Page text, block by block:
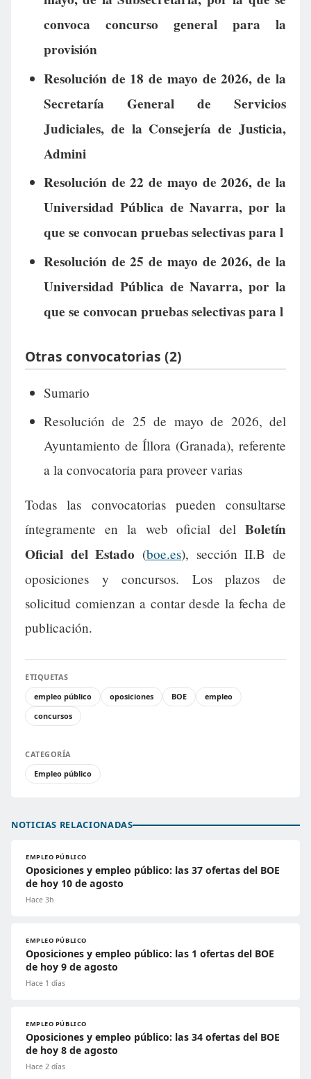
convoca concurso general para la
provisión
Resolución de 18 de mayo de 2026, de la
Secretaría General de Servicios
Judiciales, de la Consejería de Justicia,
Admini
Resolución de 22 de mayo de 2026, de la
Universidad Pública de Navarra, por la
que se convocan pruebas selectivas para l
Resolución de 25 de mayo de 2026, de la
Universidad Pública de Navarra, por la
que se convocan pruebas selectivas para l
Otras convocatorias (2)
Sumario
Resolución de 25 de mayo de 2026, del
Ayuntamiento de Íllora (Granada), referente
a la convocatoria para proveer varias
Todas las convocatorias pueden consultarse
íntegramente en la web oficial del Boletín
Oficial del Estado (boe.es), sección II.B de
oposiciones y concursos. Los plazos de
solicitud comienzan a contar desde la fecha de
publicación.
ETIQUETAS
empleo público
oposiciones BOE
empleo
concursos
CATEGORÍA
Empleo público
NOTICIAS RELACIONADAS
EMPLEO PÚBLICO
Oposiciones y empleo público: las 37 ofertas del BOE
de hoy 10 de agosto
Hace 3h
EMPLEO PÚBLICO
Oposiciones y empleo público: las 1 ofertas del BOE
de hoy 9 de agosto
Hace 1 días
EMPLEO PÚBLICO
Oposiciones y empleo público: las 34 ofertas del BOE
de hoy 8 de agosto
Hace 2 días